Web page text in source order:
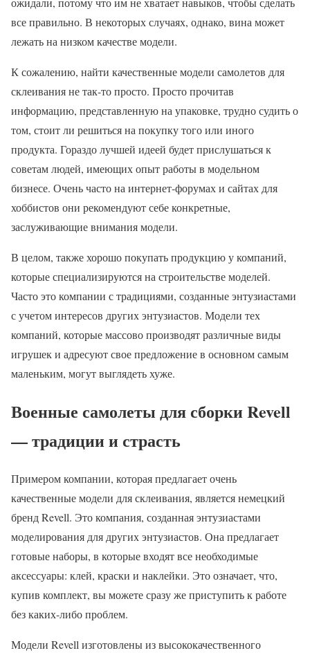
все правильно. В некоторых случаях, однако, вина может
лежать на низком качестве модели.
К сожалению, найти качественные модели самолетов для
склеивания не так-то просто. Просто прочитав
информацию, представленную на упаковке, трудно судить о
том, стоит ли решиться на покупку того или иного
продукта. Гораздо лучшей идеей будет прислушаться к
советам людей, имеющих опыт работы в модельном
бизнесе. Очень часто на интернет-форумах и сайтах для
хоббистов они рекомендуют себе конкретные,
заслуживающие внимания модели.
В целом, также хорошо покупать продукцию у компаний,
которые специализируются на строительстве моделей.
Часто это компании с традициями, созданные энтузиастами
с учетом интересов других энтузиастов. Модели тех
компаний, которые массово производят различные виды
игрушек и адресуют свое предложение в основном самым
маленьким, могут выглядеть хуже.
Военные самолеты для сборки Revell
— традиции и страсть
Примером компании, которая предлагает очень
качественные модели для склеивания, является немецкий
бренд Revell. Это компания, созданная энтузиастами
моделирования для других энтузиастов. Она предлагает
готовые наборы, в которые входят все необходимые
аксессуары: клей, краски и наклейки. Это означает, что,
купив комплект, вы можете сразу же приступить к работе
без каких-либо проблем.
Модели Revell изготовлены из высококачественного